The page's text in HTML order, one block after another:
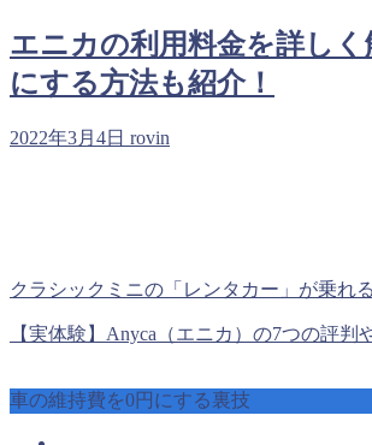
エニカの利用料金を詳し
にする方法も紹介！
2022年3月4日 rovin
クラシックミニの「レンタカー」が乗れ
【実体験】Anyca（エニカ）の7つの評判
車の維持費を0円にする裏技